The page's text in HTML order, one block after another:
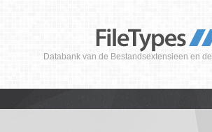
Databank van de Bestandsextensieen en